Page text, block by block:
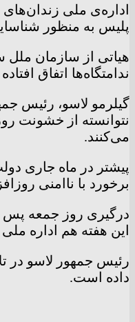
پلیس به منظور
هیاتی از سازمان
ندامتگاه‌ها اتفاق
گیلرمو لاسو، رئیس
نتوانسته از خشونت
می‌کنند.
پیشتر در ماه جاری
برخورد با ناامنی
درگیری روز جمعه پس
این هفته هم اداره
رئیس جمهور لاسو در
داده است.